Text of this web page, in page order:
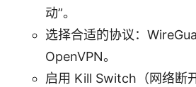
动”。
选择合适的协议：
OpenVPN。
启用 Kill Switch（网络断